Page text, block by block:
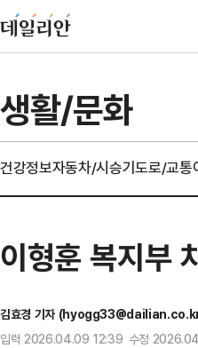
생활/문화
건강정보자동차/시승기도로/교통
이형훈 복지부
김효경 기자
입력 2026.04.09 12:39 수정